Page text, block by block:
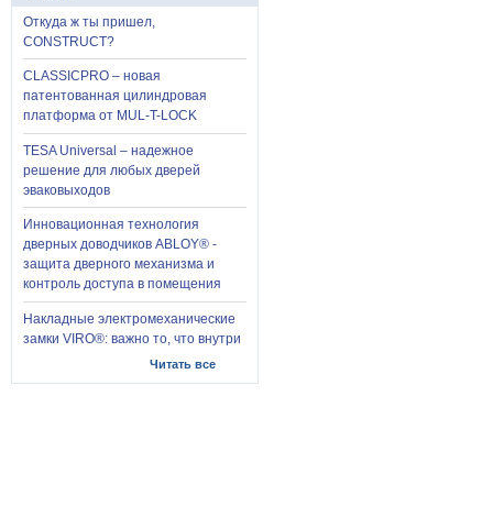
Откуда ж ты пришел,
CONSTRUCT?
CLASSICPRO – новая
патентованная цилиндровая
платформа от MUL-T-LOCK
TESA Universal – надежное
решение для любых дверей
эваковыходов
Инновационная технология
дверных доводчиков ABLOY® -
защита дверного механизма и
контроль доступа в помещения
Накладные электромеханические
замки VIRO®: важно то, что внутри
Читать все